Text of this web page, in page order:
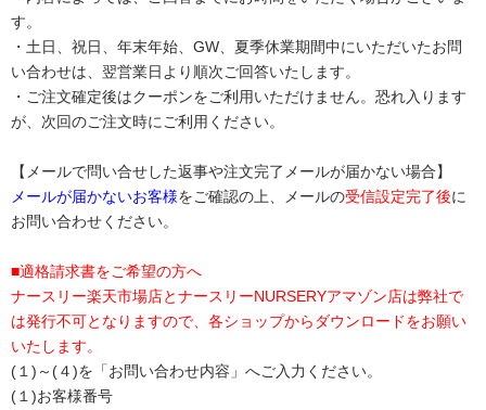
す。
・土日、祝日、年末年始、GW、夏季休業期間中にいただいたお問
い合わせは、翌営業日より順次ご回答いたします。
・ご注文確定後はクーポンをご利用いただけません。恐れ入ります
が、次回のご注文時にご利用ください。
【メールで問い合せした返事や注文完了メールが届かない場合】
メールが届かないお客様をご確認の上、メールの受信設定完了後に
お問い合わせください。
■適格請求書をご希望の方へ
ナースリー楽天市場店とナースリーNURSERYアマゾン店は弊社で
は発行不可となりますので、各ショップからダウンロードをお願い
いたします。
(１)～(４)を「お問い合わせ内容」へご入力ください。
(１)お客様番号